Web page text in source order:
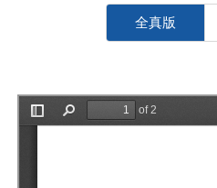
全真版